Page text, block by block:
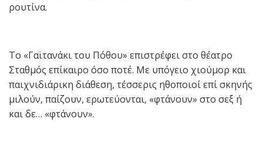
ρουτίνα.
Το «Γαϊτανάκι του Πόθου» επιστρέφει στο θέατρο
Σταθμός επίκαιρο όσο ποτέ. Με υπόγειο χιούμορ και
παιχνιδιάρικη διάθεση, τέσσερις ηθοποιοί επί σκηνής
μιλούν, παίζουν, ερωτεύονται, «φτάνουν» στο σεξ ή
και δε… «φτάνουν».